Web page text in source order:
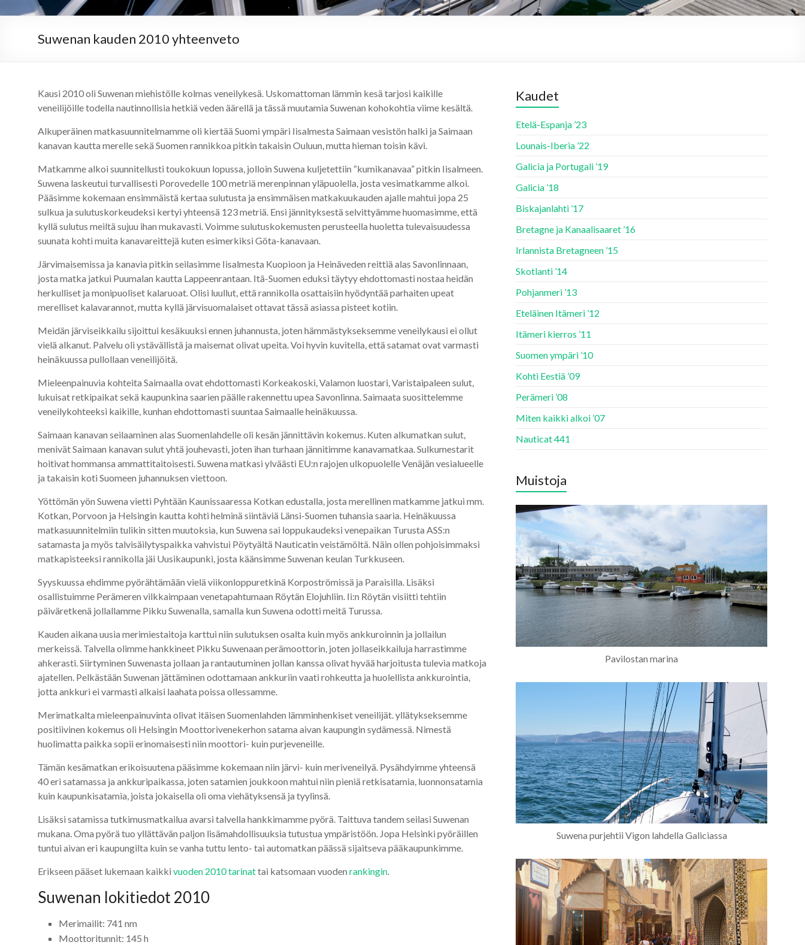
Suwenan kauden 2010 yhteenveto
Kausi 2010 oli Suwenan miehistölle kolmas veneilykesä. Uskomattoman lämmin kesä tarjosi kaikille
veneilijöille todella nautinnollisia hetkiä veden äärellä ja tässä muutamia Suwenan kohokohtia viime kesältä.
Alkuperäinen matkasuunnitelmamme oli kiertää Suomi ympäri Iisalmesta Saimaan vesistön halki ja Saimaan
kanavan kautta merelle sekä Suomen rannikkoa pitkin takaisin Ouluun, mutta hieman toisin kävi.
Matkamme alkoi suunnitellusti toukokuun lopussa, jolloin Suwena kuljetettiin “kumikanavaa” pitkin Iisalmeen.
Suwena laskeutui turvallisesti Porovedelle 100 metriä merenpinnan yläpuolella, josta vesimatkamme alkoi.
Pääsimme kokemaan ensimmäistä kertaa sulutusta ja ensimmäisen matkakuukauden ajalle mahtui jopa 25
sulkua ja sulutuskorkeudeksi kertyi yhteensä 123 metriä. Ensi jännityksestä selvittyämme huomasimme, että
kyllä sulutus meiltä sujuu ihan mukavasti. Voimme sulutuskokemusten perusteella huoletta tulevaisuudessa
suunata kohti muita kanavareittejä kuten esimerkiksi Göta-kanavaan.
Järvimaisemissa ja kanavia pitkin seilasimme Iisalmesta Kuopioon ja Heinäveden reittiä alas Savonlinnaan,
josta matka jatkui Puumalan kautta Lappeenrantaan. Itä-Suomen eduksi täytyy ehdottomasti nostaa heidän
herkulliset ja monipuoliset kalaruoat. Olisi luullut, että rannikolla osattaisiin hyödyntää parhaiten upeat
merelliset kalavarannot, mutta kyllä järvisuomalaiset ottavat tässä asiassa pisteet kotiin.
Meidän järviseikkailu sijoittui kesäkuuksi ennen juhannusta, joten hämmästykseksemme veneilykausi ei ollut
vielä alkanut. Palvelu oli ystävällistä ja maisemat olivat upeita. Voi hyvin kuvitella, että satamat ovat varmasti
heinäkuussa pullollaan veneilijöitä.
Mieleenpainuvia kohteita Saimaalla ovat ehdottomasti Korkeakoski, Valamon luostari, Varistaipaleen sulut,
lukuisat retkipaikat sekä kaupunkina saarien päälle rakennettu upea Savonlinna. Saimaata suosittelemme
veneilykohteeksi kaikille, kunhan ehdottomasti suuntaa Saimaalle heinäkuussa.
Saimaan kanavan seilaaminen alas Suomenlahdelle oli kesän jännittävin kokemus. Kuten alkumatkan sulut,
menivät Saimaan kanavan sulut yhtä jouhevasti, joten ihan turhaan jännitimme kanavamatkaa. Sulkumestarit
hoitivat hommansa ammattitaitoisesti. Suwena matkasi ylväästi EU:n rajojen ulkopuolelle Venäjän vesialueelle
ja takaisin koti Suomeen juhannuksen viettoon.
Yöttömän yön Suwena vietti Pyhtään Kaunissaaressa Kotkan edustalla, josta merellinen matkamme jatkui mm.
Kotkan, Porvoon ja Helsingin kautta kohti helminä siintäviä Länsi-Suomen tuhansia saaria. Heinäkuussa
matkasuunnitelmiin tulikin sitten muutoksia, kun Suwena sai loppukaudeksi venepaikan Turusta ASS:n
satamasta ja myös talvisäilytyspaikka vahvistui Pöytyältä Nauticatin veistämöltä. Näin ollen pohjoisimmaksi
matkapisteeksi rannikolla jäi Uusikaupunki, josta käänsimme Suwenan keulan Turkkuseen.
Syyskuussa ehdimme pyörähtämään vielä viikonloppuretkinä Korpoströmissä ja Paraisilla. Lisäksi
osallistuimme Perämeren vilkkaimpaan venetapahtumaan Röytän Elojuhliin. Ii:n Röytän visiitti tehtiin
päiväretkenä jollallamme Pikku Suwenalla, samalla kun Suwena odotti meitä Turussa.
Kauden aikana uusia merimiestaitoja karttui niin sulutuksen osalta kuin myös ankkuroinnin ja jollailun
merkeissä. Talvella olimme hankkineet Pikku Suwenaan perämoottorin, joten jollaseikkailuja harrastimme
ahkerasti. Siirtyminen Suwenasta jollaan ja rantautuminen jollan kanssa olivat hyvää harjoitusta tulevia matkoja
ajatellen. Pelkästään Suwenan jättäminen odottamaan ankkuriin vaati rohkeutta ja huolellista ankkurointia,
jotta ankkuri ei varmasti alkaisi laahata poissa ollessamme.
Merimatkalta mieleenpainuvinta olivat itäisen Suomenlahden lämminhenkiset veneilijät. yllätykseksemme
positiivinen kokemus oli Helsingin Moottorivenekerhon satama aivan kaupungin sydämessä. Nimestä
huolimatta paikka sopii erinomaisesti niin moottori- kuin purjeveneille.
Tämän kesämatkan erikoisuutena pääsimme kokemaan niin järvi- kuin meriveneilyä. Pysähdyimme yhteensä
40 eri satamassa ja ankkuripaikassa, joten satamien joukkoon mahtui niin pieniä retkisatamia, luonnonsatamia
kuin kaupunkisatamia, joista jokaisella oli oma viehätyksensä ja tyylinsä.
Lisäksi satamissa tutkimusmatkailua avarsi talvella hankkimamme pyörä. Taittuva tandem seilasi Suwenan
mukana. Oma pyörä tuo yllättävän paljon lisämahdollisuuksia tutustua ympäristöön. Jopa Helsinki pyöräillen
tuntui aivan eri kaupungilta kuin se vanha tuttu lento- tai automatkan päässä sijaitseva pääkaupunkimme.
Erikseen pääset lukemaan kaikki vuoden 2010 tarinattai katsomaan vuoden rankingin.
Suwenan lokitiedot 2010
Merimailit: 741 nm
Moottoritunnit: 145 h
Kaudet
Etelä-Espanja ’23
Lounais-Iberia ’22
Galicia ja Portugali ’19
Galicia ’18
Biskajanlahti ’17
Bretagne ja Kanaalisaaret ’16
Irlannista Bretagneen ’15
Skotlanti ’14
Pohjanmeri ’13
Eteläinen Itämeri ’12
Itämeri kierros ’11
Suomen ympäri ’10
Kohti Eestiä ’09
Perämeri ’08
Miten kaikki alkoi ’07
Nauticat 441
Muistoja
Pavilostan marina
Suwena purjehtii Vigon lahdella Galiciassa